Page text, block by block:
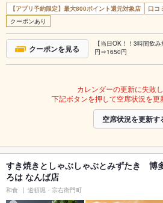
【アプリ予約限定】最大800ポイント還元対象店 口コ
クーポンあり
クーポンを見る
【当日OK！！3時間飲
円⇒1650円
カレンダーの更新に失敗し
下記ボタンを押して空席状況を更
空席状況を更新す
すき焼きとしゃぶしゃぶとみずたき
ろは なんば店
和食 道頓堀・宗右衛門町